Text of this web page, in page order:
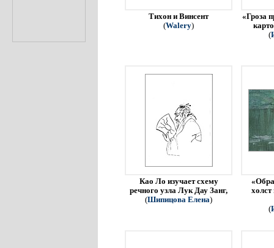
Тихон и Винсент
(Walery)
«Гроза
(
Као Ло изучает схему
речного узла Лук Дау Занг,
(Шипицова Елена)
холст
(